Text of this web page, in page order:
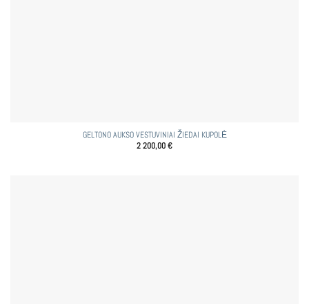
GELTONO AUKSO VESTUVINIAI ŽIEDAI KUPOLĖ
2 200,00€